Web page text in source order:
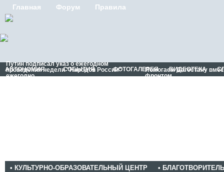
Главная Форум Правила
АВТОНОМИЯ СОБЫТИЯ ФОТОГАЛЕРЕЯ ВИДЕОТЕКА
Путин подписал указ о ежегодном
проведении недели "Народов России"
ежегодно
Помогаем Дагестану
фронтом
• КУЛЬТУРНО-ОБРАЗОВАТЕЛЬНЫЙ ЦЕНТР
•